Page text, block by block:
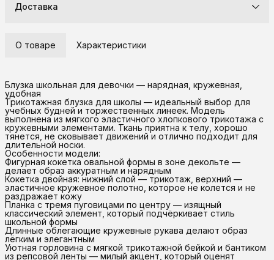
Доставка
О товаре Характеристики
Блузка школьная для девочки — нарядная, кружевная,
удобная
Трикотажная блузка для школы — идеальный выбор для
учебных будней и торжественных линеек. Модель
выполнена из мягкого эластичного хлопкового трикотажа с
кружевными элементами. Ткань приятна к телу, хорошо
тянется, не сковывает движений и отлично подходит для
длительной носки.
Особенности модели:
Фигурная кокетка овальной формы в зоне декольте —
делает образ аккуратным и нарядным
Кокетка двойная: нижний слой — трикотаж, верхний —
эластичное кружевное полотно, которое не колется и не
раздражает кожу
Планка с тремя пуговицами по центру — изящный
классический элемент, который подчёркивает стиль
школьной формы
Длинные облегающие кружевные рукава делают образ
лёгким и элегантным
Уютная горловина с мягкой трикотажной бейкой и бантиком
из репсовой ленты — милый акцент, который оценят